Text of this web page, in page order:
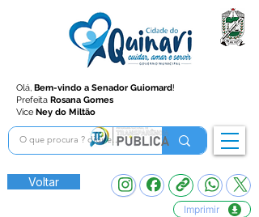
Olá, Bem-vindo a Senador Guiomard!
Prefeita Rosana Gomes
Vice Ney do Miltão
Voltar
Imprimir